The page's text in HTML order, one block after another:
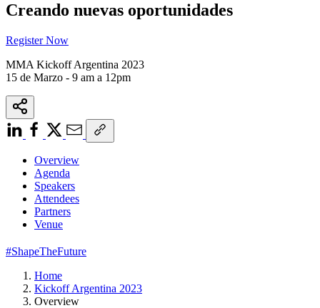
Creando nuevas oportunidades
Register Now
MMA Kickoff Argentina 2023
15 de Marzo - 9 am a 12pm
Overview
Agenda
Speakers
Attendees
Partners
Venue
#ShapeTheFuture
Home
Kickoff Argentina 2023
Overview